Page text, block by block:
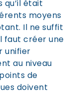
était
moyens
Il ne suffit
faut créer une
unifier
au niveau
de
doivent